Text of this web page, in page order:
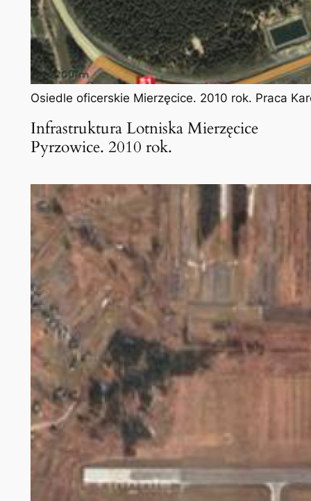
Osiedle oficerskie Mierzęcice. 2010 rok. Praca
Infrastruktura Lotniska Mierzęcice
Pyrzowice. 2010 rok.